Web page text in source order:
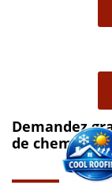
Demandez
de cheminée